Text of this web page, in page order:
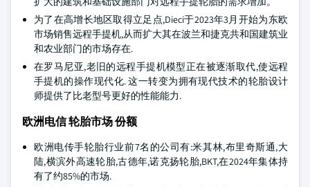
为了在高增长地区取得立足点,Dieci于2023年3月开始为东欧
市场销售远程手提机,从而扩大其在波兰和捷克共和国建筑业
和农业部门的市场存在.
在罗马尼亚,老旧的远程手提机模型正在被逐渐取代,使远程
手提机的操作现代化. 这一转变为拥有现代技术的轮胎设计
师提供了比老型号更好的性能能力.
欧洲电信 轮胎市场 份额
欧洲电传手轮胎行业前7名的公司有:米其林,布里奇斯通,大
陆,横滨外高速轮胎,古德年,诺克扬轮胎,BKT,在2024年集体持
有了约85%的市场.